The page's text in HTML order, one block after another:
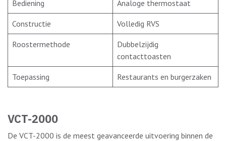
Bediening Analoge thermostaat
Constructie Volledig RVS
Roostermethode
Dubbelzijdig
contacttoasten
Toepassing Restaurants en burgerzaken
VCT-2000
De VCT-2000 is de meest geavanceerde uitvoering binnen de